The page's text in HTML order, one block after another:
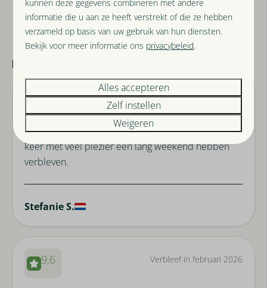
Beoordelingen
10,0 Verbleef in februari 2026
Heerlijk huis waar we inmiddels al voor de vierde
keer met veel plezier een lang weekend hebben
verbleven.
Stefanie S.
9,6 Verbleef in februari 2026
kunnen deze gegevens combineren met andere
informatie die u aan ze heeft verstrekt of die ze hebben
verzameld op basis van uw gebruik van hun diensten.
Bekijk voor meer informatie ons privacybeleid.
Alles accepteren
Zelf instellen
Weigeren